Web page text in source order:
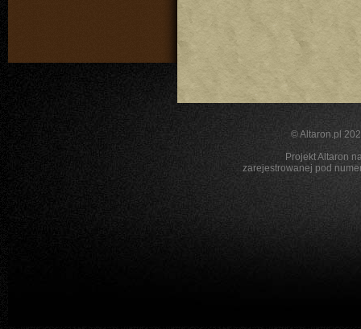
©Altaron.pl
Projekt Altaron
zarejestrowanej pod